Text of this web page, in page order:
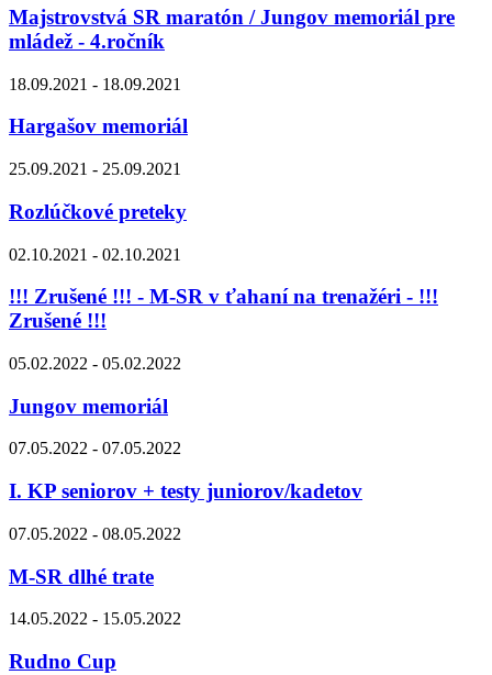
Majstrovstvá SR maratón / Jungov memoriál pre
mládež - 4.ročník
18.09.2021 - 18.09.2021
Hargašov memoriál
25.09.2021 - 25.09.2021
Rozlúčkové preteky
02.10.2021 - 02.10.2021
!!! Zrušené !!! - M-SR v ťahaní na trenažéri - !!!
Zrušené !!!
05.02.2022 - 05.02.2022
Jungov memoriál
07.05.2022 - 07.05.2022
I. KP seniorov + testy juniorov/kadetov
07.05.2022 - 08.05.2022
M-SR dlhé trate
14.05.2022 - 15.05.2022
Rudno Cup